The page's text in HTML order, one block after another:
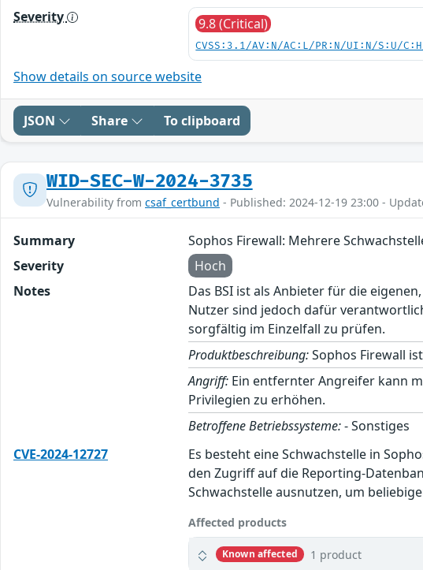
Severity 9.8 (Critical)
CVSS:3.1/AV:N/AC:L/PR:N/UI:N/S:U/
Show details on source website
JSON Share To clipboard
WID-SEC-W-2024-3735
Vulnerability from csaf_certbund - Published: 2024-12-19 23:00 -
Summary
Sophos Firewall: Mehrere
Severity
Hoch
Notes
Das BSI ist als Anbieter für die
Nutzer sind jedoch dafür
sorgfältig im Einzelfall zu prüfen.
Produktbeschreibung:Sophos Firewall
Angriff: Ein entfernter Angreifer kann
Privilegien zu erhöhen.
Betroffene Betriebssysteme:- Sonstiges
CVE-2024-12727
Es besteht eine Schwachstelle in
den Zugriff auf die Reporting-
Schwachstelle ausnutzen, um
Affected products
Known affected 1 product